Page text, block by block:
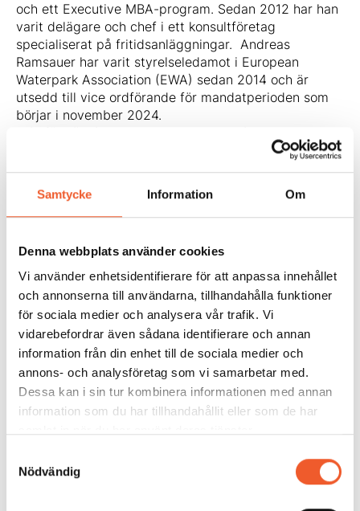
Samtycke Information Om
Denna webbplats använder cookies
Vi använder enhetsidentifierare för att anpassa innehållet
och annonserna till användarna, tillhandahålla funktioner
för sociala medier och analysera vår trafik. Vi
vidarebefordrar även sådana identifierare och annan
information från din enhet till de sociala medier och
annons- och analysföretag som vi samarbetar med.
Dessa kan i sin tur kombinera informationen med annan
information som du har tillhandahållit eller som de har
Nödvändig
och ett Executive MBA-program. Sedan 2012 har han
varit delägare och chef i ett konsultföretag
specialiserat på fritidsanläggningar. Andreas
Ramsauer har varit styrelseledamot i European
Waterpark Association (EWA) sedan 2014 och är
utsedd till vice ordförande för mandatperioden som
börjar i november 2024.
erfarenheter från bad- och rekreationsanläggningen
”Silvretta Therme” i Ischgl, Österrike, som blev
finalist till EWA Professional Awards 2024.
Badanläggningen har satt en helt ny standard för
framtidens badanläggningar genom sitt fokus på
innovativ och hållbar design. Därtill har man haft ett
kundtänk genom hela processen och utvecklat ett
attraktivt kunderbjudande!
Välkommen till Stockholm tillFramtidens
badanläggningar 2025 och inspireras till hur man
skapar framtidens hållbara och attraktiva
badanläggning!